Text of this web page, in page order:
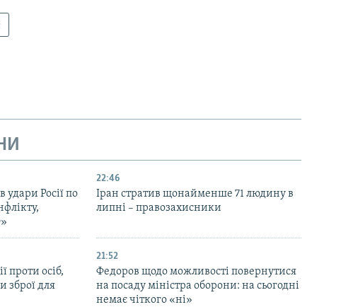
Росії по
22:46
Іран стратив щонайменше 71 людину в
липні – правозахисники
проти осіб,
зброї для
21:52
Федоров щодо можливості повернутися
на посаду міністра оборони: на сьогодні
немає чіткого «ні»